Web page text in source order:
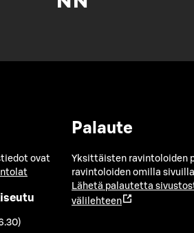
ovat
Palaute
Yksittäisten ravintoloiden
ravintoloiden omilla
Lähetä palautetta
välilehteen